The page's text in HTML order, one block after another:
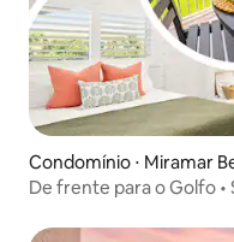
Condomínio ⋅ Miramar
De frente para o Golfo •